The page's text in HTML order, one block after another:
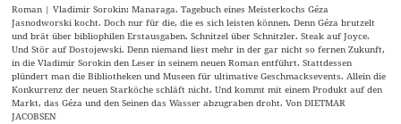
Roman | Vladimir Sorokin: Manaraga. Tagebuch eines Meisterkochs Géza
Jasnodworski kocht. Doch nur für die, die es sich leisten können. Denn Géza brutzelt
und brät über bibliophilen Erstausgaben. Schnitzel über Schnitzler. Steak auf Joyce.
Und Stör auf Dostojewski. Denn niemand liest mehr in der gar nicht so fernen Zukunft,
in die Vladimir Sorokin den Leser in seinem neuen Roman entführt. Stattdessen
plündert man die Bibliotheken und Museen für ultimative Geschmacksevents. Allein die
Konkurrenz der neuen Starköche schläft nicht. Und kommt mit einem Produkt auf den
Markt, das Géza und den Seinen das Wasser abzugraben droht. Von DIETMAR
JACOBSEN